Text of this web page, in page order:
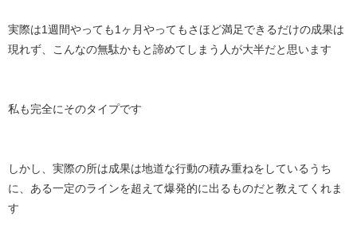
実際は1週間やっても1ヶ月やってもさほど満足できるだけの成果は
現れず、こんなの無駄かもと諦めてしまう人が大半だと思います
私も完全にそのタイプです
しかし、実際の所は成果は地道な行動の積み重ねをしているうち
に、ある一定のラインを超えて爆発的に出るものだと教えてくれま
す